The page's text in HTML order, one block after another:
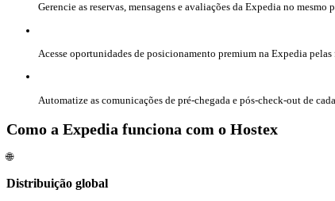
Gerencie as reservas, mensagens e avaliações da Expedia no
Acesse oportunidades de posicionamento premium na Expedia
Automatize as comunicações de pré-chegada e pós-check-out de
Como a Expedia funciona com o Hostex
🌐
Distribuição global